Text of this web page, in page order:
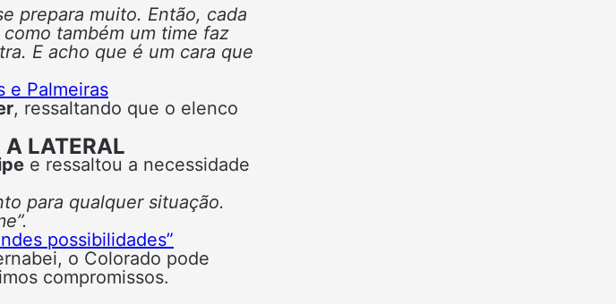
prepara muito. Então, cada
também um time faz
E acho que é um cara que
e Palmeiras
, ressaltando que o elenco
A LATERAL
e ressaltou a necessidade
para qualquer situação.
possibilidades”
o Colorado pode
compromissos.